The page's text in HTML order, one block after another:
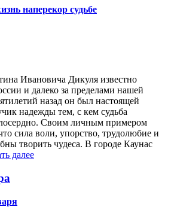
наперекор судьбе
Ивановича Дикуля известно
и далеко за пределами нашей
назад он был настоящей
надежды тем, с кем судьба
Своим личным примером
сила воли, упорство, трудолюбие и
творить чудеса. В городе Каунас
далее